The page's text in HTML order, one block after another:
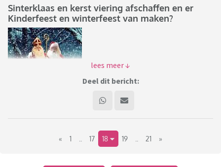
Sinterklaas en kerst viering afschaffen en er
Kinderfeest en winterfeest van maken?
Sinterklaas meer gevierd, maar 'Kinderfeest'.
Deel dit bericht:
« 1 17 18 19 21 »